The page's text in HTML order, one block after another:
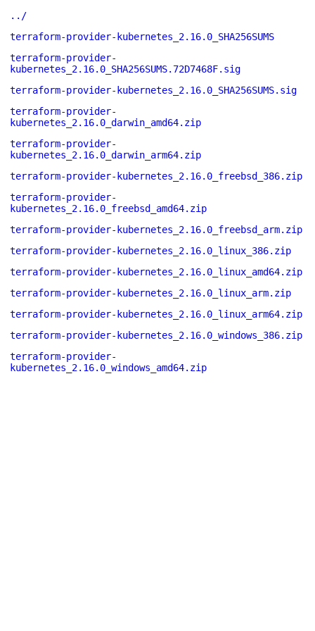
../
terraform-provider-kubernetes_2.16.0_SHA256SUMS
terraform-provider-
kubernetes_2.16.0_SHA256SUMS.72D7468F.sig
terraform-provider-kubernetes_2.16.0_SHA256SUMS.sig
terraform-provider-
kubernetes_2.16.0_darwin_amd64.zip
terraform-provider-
kubernetes_2.16.0_darwin_arm64.zip
terraform-provider-kubernetes_2.16.0_freebsd_386.zip
terraform-provider-
kubernetes_2.16.0_freebsd_amd64.zip
terraform-provider-kubernetes_2.16.0_freebsd_arm.zip
terraform-provider-kubernetes_2.16.0_linux_386.zip
terraform-provider-kubernetes_2.16.0_linux_amd64.zip
terraform-provider-kubernetes_2.16.0_linux_arm.zip
terraform-provider-kubernetes_2.16.0_linux_arm64.zip
terraform-provider-kubernetes_2.16.0_windows_386.zip
terraform-provider-
kubernetes_2.16.0_windows_amd64.zip